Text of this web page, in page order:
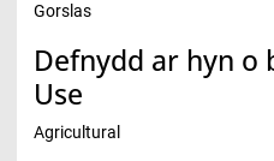
Gorslas
Defnydd ar hyn o
Use
Agricultural